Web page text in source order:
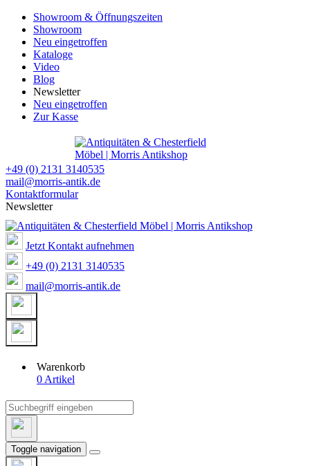
Showroom & Öffnungszeiten
Showroom
Neu eingetroffen
Kataloge
Video
Blog
Newsletter
Neu eingetroffen
Zur Kasse
+49 (0) 2131 3140535
mail@morris-antik.de
Kontaktformular
Newsletter
Jetzt Kontakt aufnehmen
+49 (0) 2131 3140535
mail@morris-antik.de
Warenkorb
0 Artikel
Toggle navigation